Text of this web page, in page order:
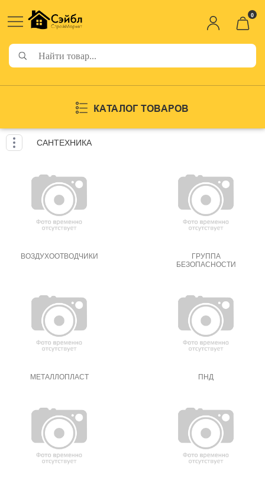
0
КАТАЛОГ ТОВАРОВ
САНТЕХНИКА
ВОЗДУХООТВОДЧИКИ
ГРУППА
БЕЗОПАСНОСТИ
МЕТАЛЛОПЛАСТ ПНД